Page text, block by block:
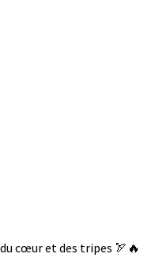
cœur et des tripes 🏹🔥